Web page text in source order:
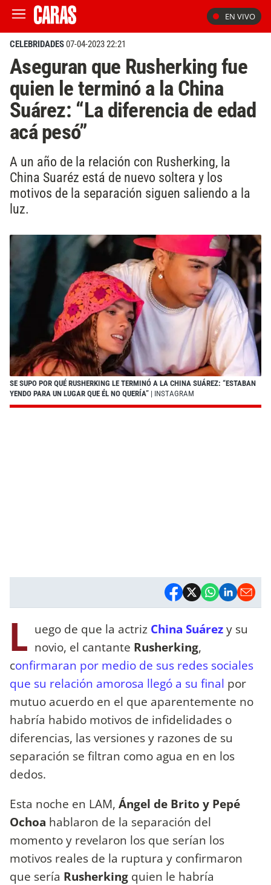
EN VIVO
CELEBRIDADES07-04-2023 22:21
Aseguran que Rusherking fue
quien le terminó a la China
Suárez: “La diferencia de edad
acá pesó”
A un año de la relación con Rusherking, la
China Suaréz está de nuevo soltera y los
motivos de la separación siguen saliendo a la
luz.
SE SUPO POR QUÉ RUSHERKING LE TERMINÓ A LA CHINA SUÁREZ: “ESTABAN
YENDO PARA UN LUGAR QUE ÉL NO QUERÍA” | INSTAGRAM
L uego de que la actriz China Suárezy su
novio, el cantante Rusherking,
confirmaran por medio de sus redes sociales
que su relación amorosa llegó a su final por
mutuo acuerdo en el que aparentemente no
habría habido motivos de infidelidades o
diferencias, las versiones y razones de su
separación se filtran como agua en en los
dedos.
Esta noche en LAM, Ángel de Brito y Pepé
Ochoa hablaron de la separación del
momento y revelaron los que serían los
motivos reales de la ruptura y confirmaron
que sería Rusherking quien le habría